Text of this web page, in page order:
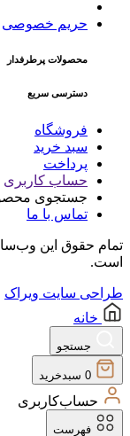
حریم خصوصی
محصولات پرطرفدار
دسترسی سریع
فروشگاه
سبد خرید
پرداخت
حساب کاربری
جستجوی
تماس با ما
تمام حقوق اين
است.
طراحی سایت ویراک
خانه
جستجو
0 سبدخرید
حساب‌کاربری
فهرست